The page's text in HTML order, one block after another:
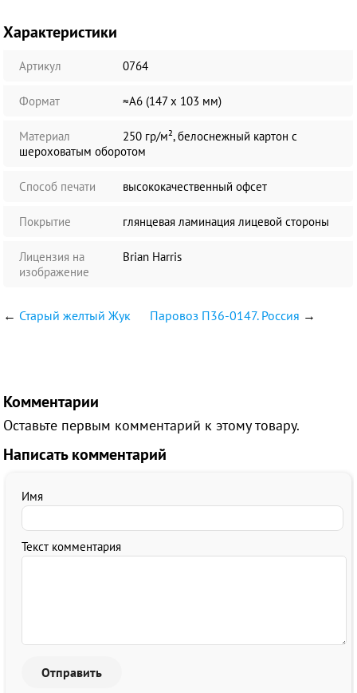
Характеристики
Артикул 0764
Формат ≈А6 (147 х 103 мм)
Материал
250 гр/м², белоснежный картон с
шероховатым оборотом
Способ печати высококачественный офсет
Покрытие глянцевая ламинация лицевой стороны
Лицензия на
изображение
Brian Harris
← Старый желтый Жук Паровоз П36-0147. Россия →
Комментарии
Оставьте первым комментарий к этому товару.
Написать комментарий
Имя
Текст комментария